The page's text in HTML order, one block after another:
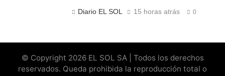
Diario EL SOL 15 horas atrás 0
© Copyright 2026 EL SOL SA | Todos los derechos
reservados. Queda prohibida la reproducción total o